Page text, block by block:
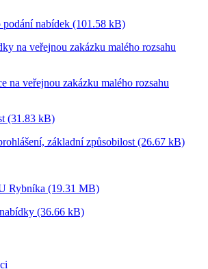
nabídek (101.58 kB)
na veřejnou zakázku malého rozsahu
na veřejnou zakázku malého rozsahu
(31.83 kB)
základní způsobilost (26.67 kB)
Rybníka (19.31 MB)
(36.66 kB)